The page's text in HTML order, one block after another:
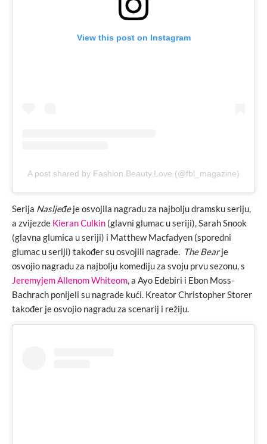
View this post on Instagram
A post shared by Fashion.Beauty.Love (@fbl_magazine)
Serija Nasljeđeje osvojila nagradu za najbolju dramsku seriju,
a zvijezde Kieran Culkin (glavni glumac u seriji), Sarah Snook
(glavna glumica u seriji) i Matthew Macfadyen (sporedni
glumac u seriji) također su osvojili nagrade. The Bearje
osvojio nagradu za najbolju komediju za svoju prvu sezonu, s
Jeremyjem Allenom Whiteom, a Ayo Edebiri i Ebon Moss-
Bachrach ponijeli su nagrade kući. Kreator Christopher Storer
također je osvojio nagradu za scenarij i režiju.